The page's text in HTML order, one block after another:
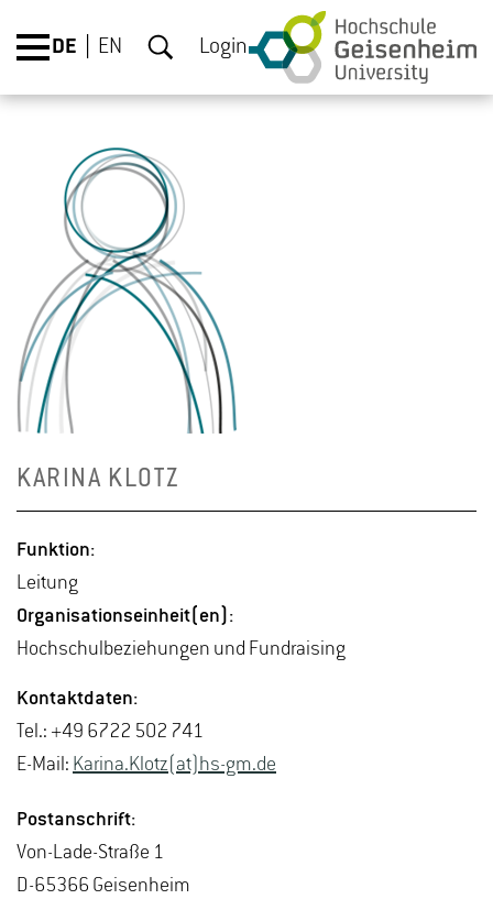
DE EN Login
KA­RI­NA KLOTZ
Funk­ti­on:
Lei­tung
Or­ga­ni­sa­ti­ons­ein­heit(en):
Hoch­schul­be­zie­hun­gen und Fund­rai­sing
Kon­takt­da­ten:
Tel.: +49 6722 502 741
E-Mail: Ka­ri­na.Klotz(at)hs-​gm.​de
Post­an­schrift:
Von-La­de-Stra­ße 1
D-65366 Gei­sen­heim